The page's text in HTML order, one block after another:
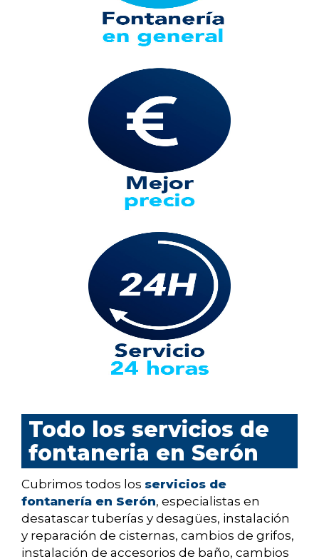
Todo los servicios de
fontaneria en Serón
Cubrimos todos los servicios de
fontanería en Serón, especialistas en
desatascar tuberías y desagües, instalación
y reparación de cisternas, cambios de grifos,
instalación de accesorios de baño, cambios